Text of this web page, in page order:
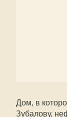
Дом, в
Зубалову,